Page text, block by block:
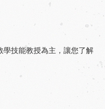
學技能教授為主，讓您了解